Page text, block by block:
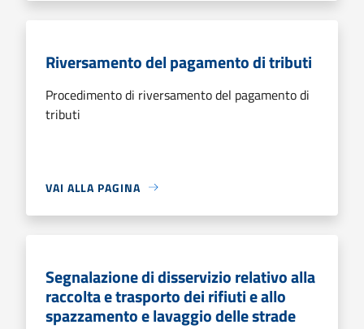
Riversamento del pagamento di tributi
Procedimento di riversamento del pagamento di
tributi
VAI ALLA PAGINA
Segnalazione di disservizio relativo alla
raccolta e trasporto dei rifiuti e allo
spazzamento e lavaggio delle strade